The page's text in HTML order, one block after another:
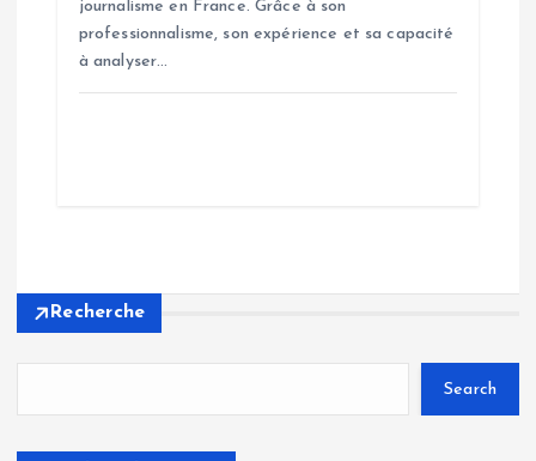
journalisme en France. Grâce à son
professionnalisme, son expérience et sa capacité
à analyser…
Recherche
Search